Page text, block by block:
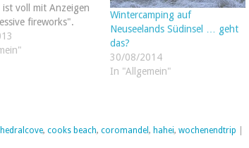
ist voll mit Anzeigen
fireworks".
wir "hmmm ...
wohl
Wintercamping auf
Neuseelands Südinsel … geht
das?
30/08/2014
In "Allgemein"
, cooks beach, coromandel , hahei, wochenendtrip